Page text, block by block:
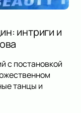
интриги и
с постановкой
танцы и